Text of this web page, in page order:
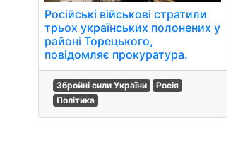
Російські військові стратили
трьох українських полонених у
районі Торецького,
повідомляє прокуратура.
Збройні сили України
Росія
Політика